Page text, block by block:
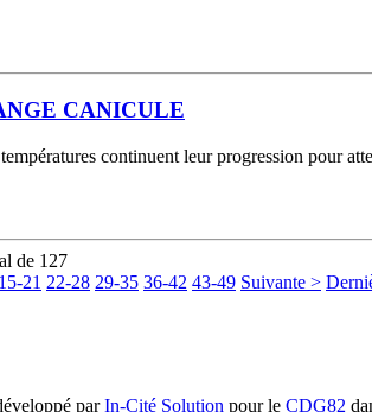
CANICULE
continuent leur progression pour
de 127
15-21 22-28 29-35 36-42 43-49 Suivante >
parIn-Cité Solution pour le CDG82